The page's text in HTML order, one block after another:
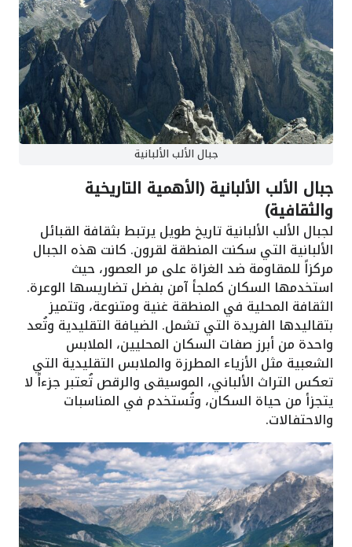
جبال الألب الألبانية
جبال الألب الألبانية (الأهمية التاريخية
والثقافية)
لجبال الألب الألبانية تاريخ طويل يرتبط بثقافة القبائل
الألبانية التي سكنت المنطقة لقرون. كانت هذه الجبال
مركزاً للمقاومة ضد الغزاة على مر العصور، حيث
استخدمها السكان كملجأ آمن بفضل تضاريسها الوعرة.
الثقافة المحلية في المنطقة غنية ومتنوعة، وتتميز
بتقاليدها الفريدة التي تشمل. الضيافة التقليدية وتُعد
واحدة من أبرز صفات السكان المحليين، الملابس
الشعبية مثل الأزياء المطرزة والملابس التقليدية التي
تعكس التراث الألباني، الموسيقى والرقص تُعتبر جزءاً لا
يتجزأ من حياة السكان، وتُستخدم في المناسبات
والاحتفالات.